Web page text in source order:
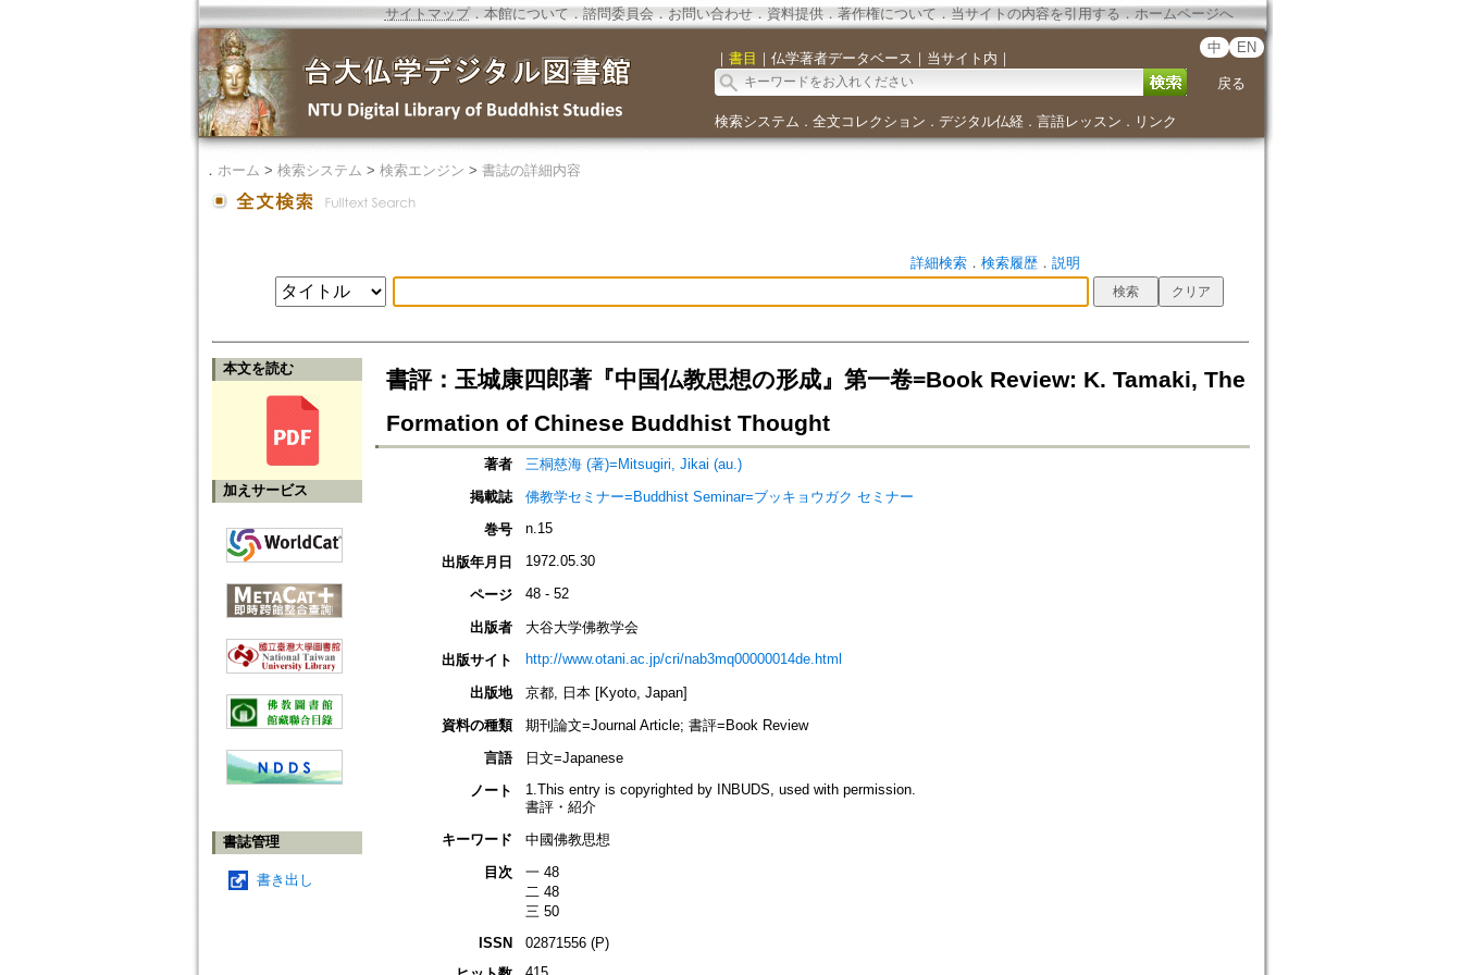
サイトマップ．本館について ． 諮問委員会． お問い合わせ． 資料提供． 著作権について．当サイトの内容を引用する ． ホームページへ
｜ 書目 ｜ 仏学著者データベース ｜ 当サイト内 ｜
中 EN
戻る
検索システム ． 全文コレクション ． デジタル仏経． 言語レッスン ． リンク
． ホーム > 検索システム > 検索エンジン > 書誌の詳細内容
詳細検索． 検索履歴． 説明
本文を読む
加えサービス
書誌管理
書き出し
書評：玉城康四郎著『中国仏教思想の形成』第一卷=Book Review: K. Tamaki, The
Formation of Chinese Buddhist Thought
著者
三桐慈海 (著)=Mitsugiri, Jikai (au.)
掲載誌
佛教学セミナー=Buddhist Seminar=ブッキョウガク セミナー
巻号
n.15
出版年月日 1972.05.30
ページ 48 - 52
出版者
大谷大学佛教学会
出版サイト
http://www.otani.ac.jp/cri/nab3mq00000014de.html
出版地
京都, 日本 [Kyoto, Japan]
資料の種類
期刊論文=Journal Article; 書評=Book Review
言語
日文=Japanese
ノート
1.This entry is copyrighted by INBUDS, used with permission.
書評・紹介
キーワード
中國佛教思想
目次
一 48
二 48
三 50
ISSN
02871556 (P)